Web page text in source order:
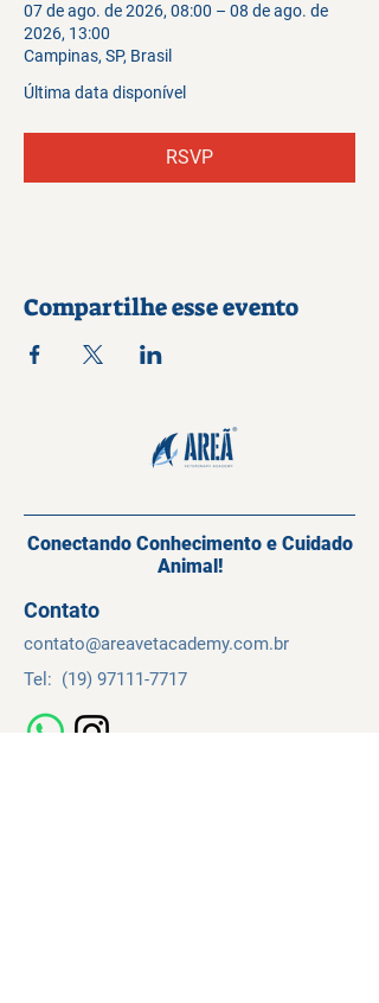
07 de ago. de 2026, 08:00 – 08 de ago. de
2026, 13:00
Campinas, SP, Brasil
Última data disponível
RSVP
Compartilhe esse evento
Conectando Conhecimento e Cuidado
Animal!
Contato
contato@areavetacademy.com.br
Tel: (19) 97111-7717